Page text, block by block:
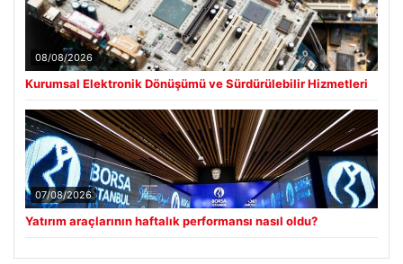
08/08/2026
Kurumsal Elektronik Dönüşümü ve Sürdürülebilir Hizmetleri
07/08/2026
Yatırım araçlarının haftalık performansı nasıl oldu?